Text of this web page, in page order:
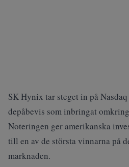
SK Hynix tar steget in på
depåbevis som inbringat
Noteringen ger amerikanska
till en av de största vinnarna på
marknaden.